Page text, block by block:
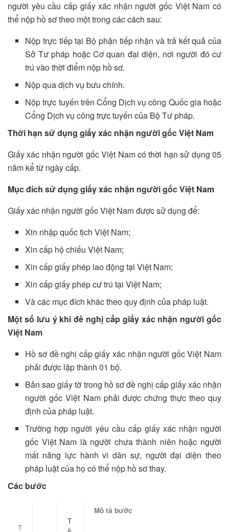
người yêu cầu cấp giấy xác nhận người gốc Việt Nam có
thể nộp hồ sơ theo một trong các cách sau:
Nộp trực tiếp tại Bộ phận tiếp nhận và trả kết quả của
Sở Tư pháp hoặc Cơ quan đại diện, nơi người đó cư
trú vào thời điểm nộp hồ sơ.
Nộp qua dịch vụ bưu chính.
Nộp trực tuyến trên Cổng Dịch vụ công Quốc gia hoặc
Cổng Dịch vụ công trực tuyến của Bộ Tư pháp.
Thời hạn sử dụng giấy xác nhận người gốc Việt Nam
Giấy xác nhận người gốc Việt Nam có thời hạn sử dụng 05
năm kể từ ngày cấp.
Mục đích sử dụng giấy xác nhận người gốc Việt Nam
Giấy xác nhận người gốc Việt Nam được sử dụng để:
Xin nhập quốc tịch Việt Nam;
Xin cấp hộ chiếu Việt Nam;
Xin cấp giấy phép lao động tại Việt Nam;
Xin cấp giấy phép cư trú tại Việt Nam;
Và các mục đích khác theo quy định của pháp luật.
Một số lưu ý khi đề nghị cấp giấy xác nhận người gốc
Việt Nam
Hồ sơ đề nghị cấp giấy xác nhận người gốc Việt Nam
phải được lập thành 01 bộ.
Bản sao giấy tờ trong hồ sơ đề nghị cấp giấy xác nhận
người gốc Việt Nam phải được chứng thực theo quy
định của pháp luật.
Trường hợp người yêu cầu cấp giấy xác nhận người
gốc Việt Nam là người chưa thành niên hoặc người
mất năng lực hành vi dân sự, người đại diện theo
pháp luật của họ có thể nộp hồ sơ thay.
Các bước
T
T
Mô tả bước